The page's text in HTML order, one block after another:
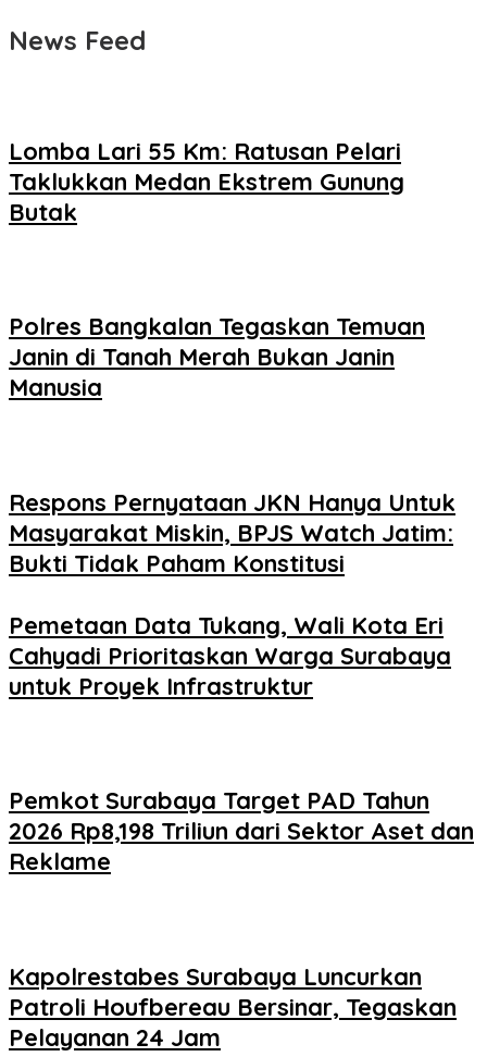
News Feed
Lomba Lari 55 Km: Ratusan Pelari
Taklukkan Medan Ekstrem Gunung
Butak
Polres Bangkalan Tegaskan Temuan
Janin di Tanah Merah Bukan Janin
Manusia
Respons Pernyataan JKN Hanya Untuk
Masyarakat Miskin, BPJS Watch Jatim:
Bukti Tidak Paham Konstitusi
Pemetaan Data Tukang, Wali Kota Eri
Cahyadi Prioritaskan Warga Surabaya
untuk Proyek Infrastruktur
Pemkot Surabaya Target PAD Tahun
2026 Rp8,198 Triliun dari Sektor Aset dan
Reklame
Kapolrestabes Surabaya Luncurkan
Patroli Houfbereau Bersinar, Tegaskan
Pelayanan 24 Jam